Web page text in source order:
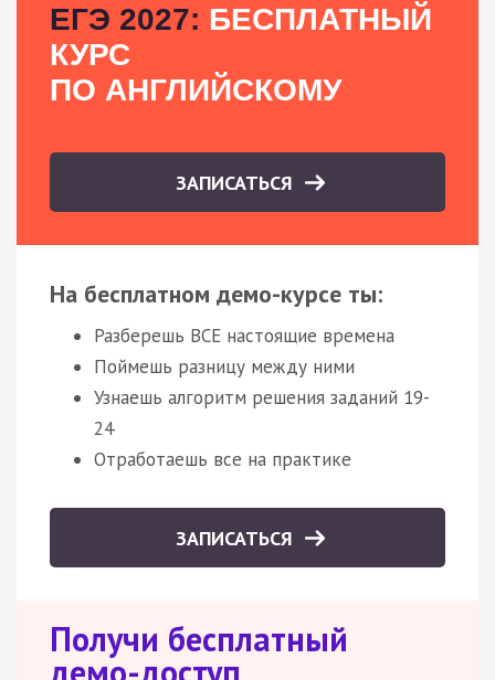
ЕГЭ 2027: БЕСПЛАТНЫЙ
КУРС
ПО АНГЛИЙСКОМУ
ЗАПИСАТЬСЯ
На бесплатном демо-курсе ты:
Разберешь ВСЕ настоящие времена
Поймешь разницу между ними
Узнаешь алгоритм решения заданий 19-
24
Отработаешь все на практике
ЗАПИСАТЬСЯ
Получи бесплатный